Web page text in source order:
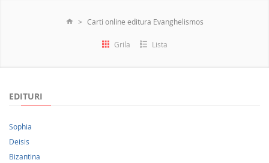
Carti online editura Evanghelismos
Grila Lista
EDITURI
Sophia
Deisis
Bizantina